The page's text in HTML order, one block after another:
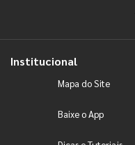
Institucional
Mapa do Site
Baixe o App